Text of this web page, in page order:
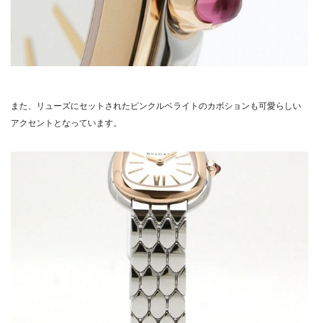
また、リューズにセットされたピンクルベライトのカボションも可愛らしい
アクセントとなっています。